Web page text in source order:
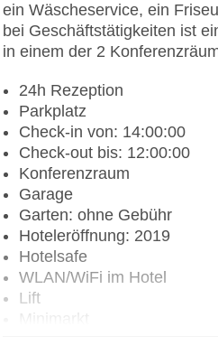
ein Wäscheservice, ein
bei Geschäftstätigkeiten ist
in einem der 2
24h Rezeption
Parkplatz
Check-in von: 14:00:00
Check-out bis: 12:00:00
Konferenzraum
Garage
Garten: ohne Gebühr
Hoteleröffnung: 2019
Hotelsafe
WLAN/WiFi im Hotel
Lift